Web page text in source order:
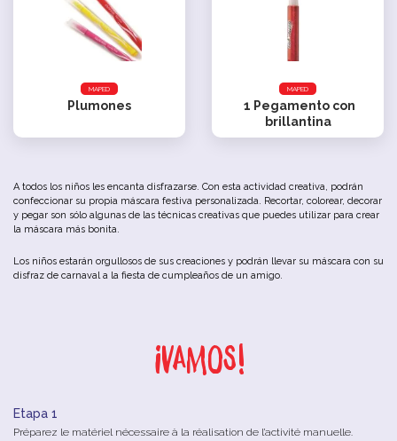
MAPED
Plumones
MAPED
1 Pegamento con
brillantina
A todos los niños les encanta disfrazarse. Con esta actividad creativa, podrán
confeccionar su propia máscara festiva personalizada. Recortar, colorear, decorar
y pegar son sólo algunas de las técnicas creativas que puedes utilizar para crear
la máscara más bonita.
Los niños estarán orgullosos de sus creaciones y podrán llevar su máscara con su
disfraz de carnaval a la fiesta de cumpleaños de un amigo.
¡Vamos!
Etapa 1
Préparez le matériel nécessaire à la réalisation de l’activité manuelle.